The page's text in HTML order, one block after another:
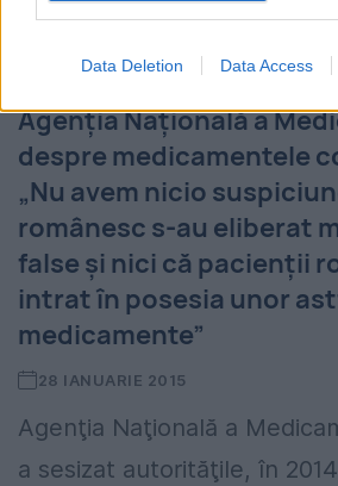
Data Deletion Data Access
Agenţia Naţională a
despre medicamentele
„Nu avem nicio
românesc s-au eliberat
false şi nici că pacienţii
intrat în posesia unor
medicamente”
28 IANUARIE 2015
Agenţia Naţională a
a sesizat autorităţile, în